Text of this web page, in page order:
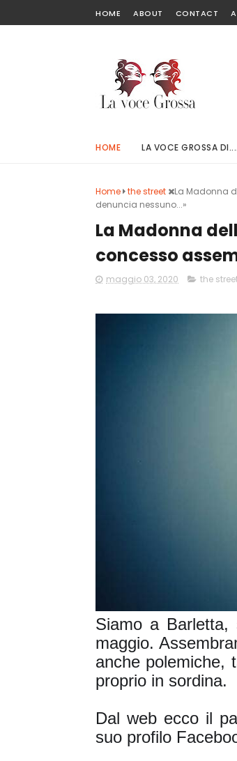
HOME ABOUT CONTACT
HOME LA VOCE GROSSA DI....
Home the street
La Madonna
denuncia nessuno...»
La Madonna
concesso
maggio 03, 2020 the
Siamo a
maggio.
anche polemiche,
proprio in sordina.
Dal web ecco il
suo profilo